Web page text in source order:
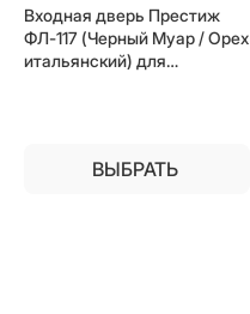
Входная дверь Престиж
ФЛ-117 (Черный Муар / Орех
итальянский) для
ВЫБРАТЬ